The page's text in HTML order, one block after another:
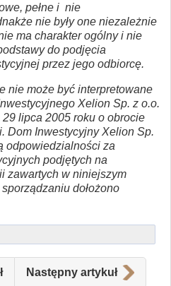
pełne i nie
nie były one niezależnie
ma charakter ogólny i nie
do podjęcia
przez jego odbiorcę.
nie może być interpretowane
Xelion Sp. z o.o.
lipca 2005 roku o obrocie
Dom Inwestycyjny Xelion Sp.
odpowiedzialności za
podjętych na
zawartych w niniejszym
dołożono
Następny artykuł